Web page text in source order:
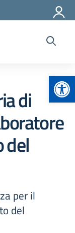
di
del
per il
del